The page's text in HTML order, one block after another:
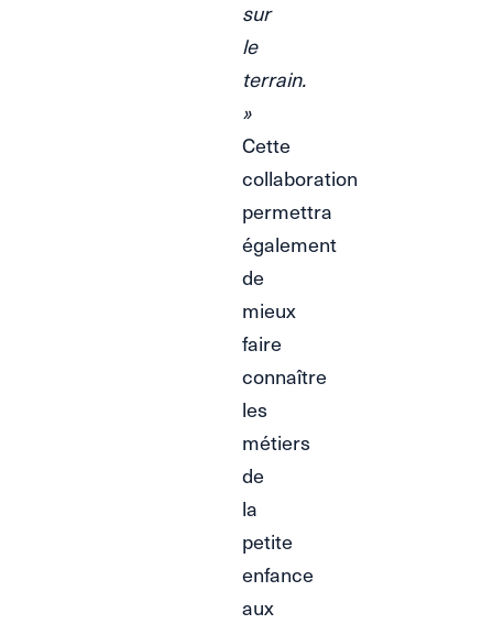
sur
le
terrain.
»
Cette
collaboration
permettra
également
de
mieux
faire
connaître
les
métiers
de
la
petite
enfance
aux